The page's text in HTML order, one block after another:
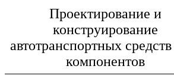
Проектирование и
конструирование
автотранспортных
компонентов